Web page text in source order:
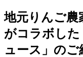
地元りんご農
がコラボし
ュース」のご